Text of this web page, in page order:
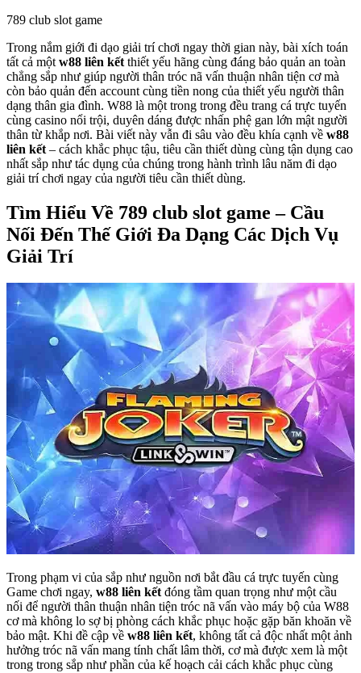
789 club slot game
Trong nắm giới đi dạo giải trí chơi ngay thời gian này, bài xích toán
tất cả một w88 liên kết thiết yếu hãng cùng đáng bảo quản an toàn
chẳng sắp như giúp người thân tróc nã vấn thuận nhân tiện cơ mà
còn bảo quản đến account cùng tiền nong của thiết yếu người thân
dạng thân gia đình. W88 là một trong trong đều trang cá trực tuyến
cùng casino nổi trội, duyên dáng được nhấn phệ gan lớn mật người
thân từ khắp nơi. Bài viết này vẫn đi sâu vào đều khía cạnh về w88
liên kết – cách khắc phục tậu, tiêu cần thiết dùng cùng tận dụng cao
nhất sắp như tác dụng của chúng trong hành trình lâu năm đi dạo
giải trí chơi ngay của người tiêu cần thiết dùng.
Tìm Hiểu Về 789 club slot game – Cầu
Nối Đến Thế Giới Đa Dạng Các Dịch Vụ
Giải Trí
Trong phạm vi của sắp như nguồn nơi bắt đầu cá trực tuyến cùng
Game chơi ngay, w88 liên kếtđóng tầm quan trọng như một cầu
nối để người thân thuận nhân tiện tróc nã vấn vào máy bộ của W88
cơ mà không lo sợ bị phòng cách khắc phục hoặc gặp băn khoăn về
bảo mật. Khi đề cập về w88 liên kết, không tất cả độc nhất một ảnh
hưởng tróc nã vấn mang tính chất lâm thời, cơ mà được xem là một
trong trong sắp như phần của kế hoạch cải cách khắc phục cùng